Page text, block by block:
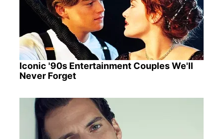
Iconic '90s Entertainment Couples We'll
Never Forget